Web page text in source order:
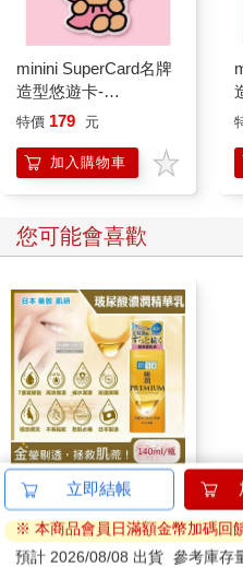
minini SuperCard名牌
造型悠遊卡-
chonini【受託代銷】
特價 179 元
加入購物車
您可能會喜歡
日本ROHTO樂敦-
HADALABO肌研極潤
金緻7重玻尿酸高效保
濕潤澤特濃精華乳液
65 折 特價 976 元
立即結帳
※ 本商品會員日滿額金幣加碼回
預計 2026/08/08 出貨 參考庫存